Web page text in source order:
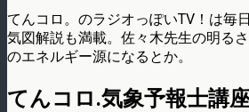
てんコロ。のラジオっぽいTV！は毎
気図解説も満載。佐々木先生の明る
のエネルギー源になるとか。
てんコロ.気象予報士講